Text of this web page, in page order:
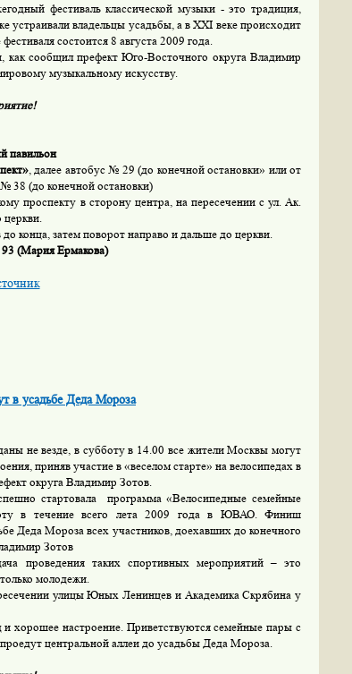
фестиваль классической музыки - это традиция,
устраивали владельцы усадьбы, а в XXI веке происходит
состоится 8 августа 2009 года.
как сообщил префект Юго-Восточного округа Владимир
музыкальному искусству.
павильон
, далее автобус № 29 (до конечной остановки» или от
38 (до конечной остановки)
проспекту в сторону центра, на пересечении с ул. Ак.
конца, затем поворот направо и дальше до церкви.
(Мария Ермакова)
в усадьбе Деда Мороза
не везде, в субботу в 14.00 все жители Москвы могут
приняв участие в «веселом старте» на велосипедах в
округа Владимир Зотов.
стартовала программа «Велосипедные семейные
в течение всего лета 2009 года в ЮВАО. Финиш
Деда Мороза всех участников, доехавших до конечного
Зотов
проведения таких спортивных мероприятий – это
молодежи.
улицы Юных Ленинцев и Академика Скрябина у
хорошее настроение. Приветствуются семейные пары с
центральной аллеи до усадьбы Деда Мороза.